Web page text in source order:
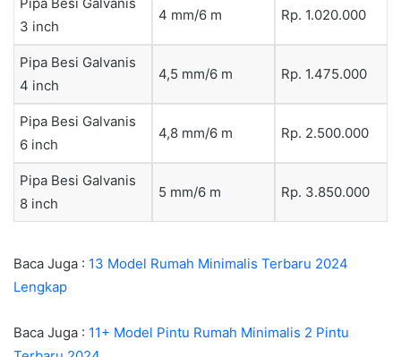
3 inch
4 mm/6 m Rp. 1.020.000
Pipa Besi Galvanis
4 inch
4,5 mm/6 m Rp. 1.475.000
Pipa Besi Galvanis
6 inch
4,8 mm/6 m Rp. 2.500.000
Pipa Besi Galvanis
8 inch
5 mm/6 m Rp. 3.850.000
Baca Juga : 13 Model Rumah Minimalis Terbaru 2024
Lengkap
Baca Juga : 11+ Model Pintu Rumah Minimalis 2 Pintu